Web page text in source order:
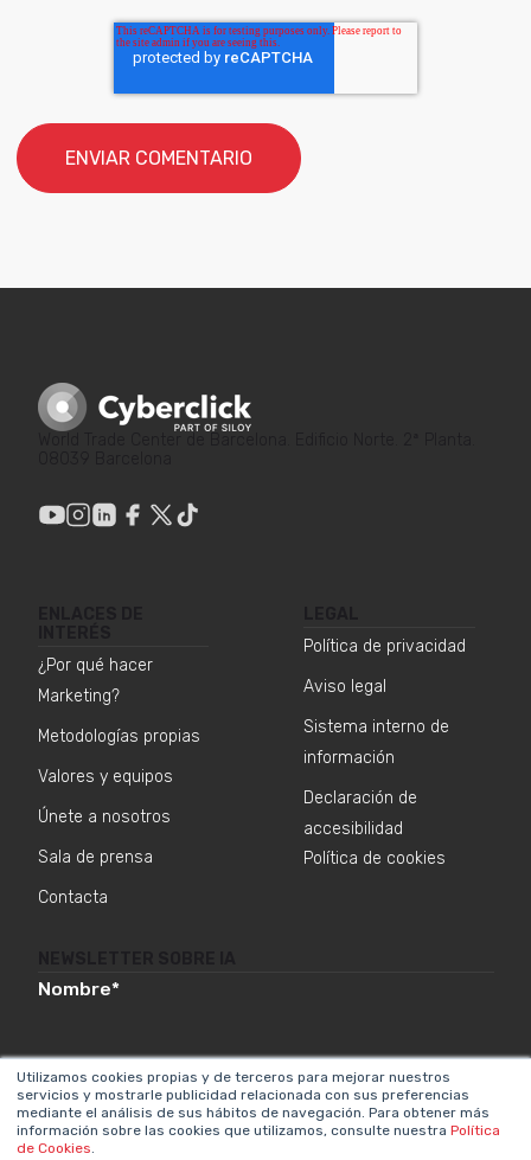
Utilizamos cookies propias y de terceros para mejorar nuestros
servicios y mostrarle publicidad relacionada con sus preferencias
mediante el análisis de sus hábitos de navegación. Para obtener más
información sobre las cookies que utilizamos, consulte nuestra Política
de Cookies.
¿Por qué hacer
Marketing?
Metodologías propias
Valores y equipos
Únete a nosotros
Sala de prensa
Contacta
Política de privacidad
Aviso legal
Sistema interno de
información
Declaración de
accesibilidad
Política de cookies
Nombre*
Email*